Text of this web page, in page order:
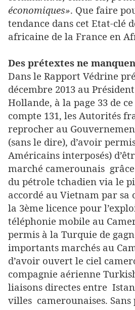
économiques». Que faire
tendance dans cet Etat-clé
africaine de la France en
Des prétextes ne
Dans le Rapport Védrine
décembre 2013 au
Hollande, à la page 33 de
compte 131, les Autorités
reprocher au
(sans le dire), d’avoir
Américains interposés)
marché camerounais
du pétrole tchadien via le
accordé au Vietnam par sa
la 3ème licence pour
téléphonie mobile au
permis à la Turquie de
importants marchés au
d’avoir ouvert le ciel
compagnie aérienne
liaisons directes entre
villes camerounaises. Sans